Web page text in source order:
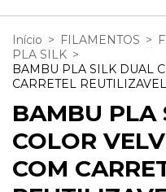
Início > FILAMENTOS >
PLA SILK >
BAMBU PLA SILK DUAL
CARRETEL
BAMBU PLA
COLOR
COM